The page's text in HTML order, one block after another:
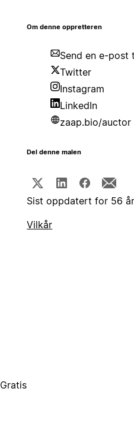
Om denne oppretteren
Send en e-post
Twitter
Instagram
LinkedIn
zaap.bio/auctor
Del denne malen
Sist oppdatert for 56
Vilkår
Gratis